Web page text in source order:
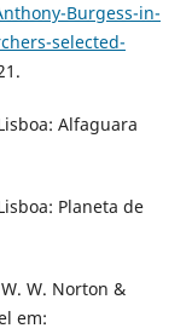
Burgess-in-
selected-
Alfaguara
Planeta de
W. Norton &
em: